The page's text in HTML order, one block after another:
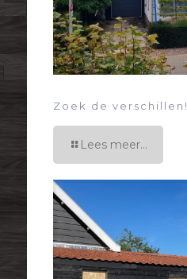
Zoek de verschillen!
Lees meer...